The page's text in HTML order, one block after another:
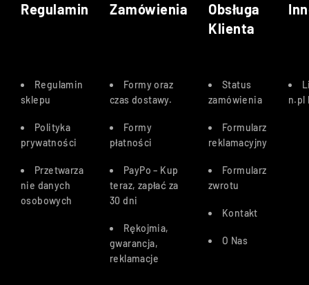
Regulamin Zamówienia
Obsługa
Klienta
Regulamin
sklepu
Polityka
prywatności
Przetwarza
nie danych
osobowych
Formy oraz
czas dostawy.
Formy
płatności
PayPo – Kup
teraz, zapłać za
30 dni
Rękojmia,
gwarancja,
reklamacje
Status
zamówienia
Formularz
reklamacyjny
Formularz
zwrotu
Kontakt
O Nas
n.pl